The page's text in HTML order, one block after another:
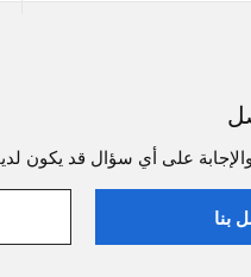
على أي سؤال قد يكون
بنا